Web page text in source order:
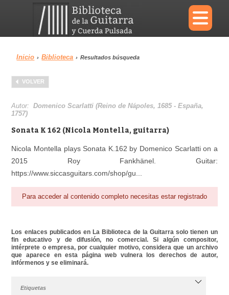
×
Menu
Biblioteca Diccionario
Área personal Reproductor
Inicio › Biblioteca › Resultados búsqueda
VOLVER
Autor:Domenico Scarlatti (Reino de Nápoles, 1685 - España,
1757)
Sonata K 162 (Nicola Montella, guitarra)
Nicola Montella plays Sonata K.162 by Domenico Scarlatti on a
2015 Roy Fankhänel. Guitar:
https://www.siccasguitars.com/shop/gu...
Para acceder al contenido completo necesitas estar registrado
Los enlaces publicados en La Biblioteca de la Guitarra solo tienen un
fin educativo y de difusión, no comercial. Si algún compositor,
intérprete o empresa, por cualquier motivo, considera que un archivo
que aparece en esta página web vulnera los derechos de autor,
infórmenos y se eliminará.
Etiquetas